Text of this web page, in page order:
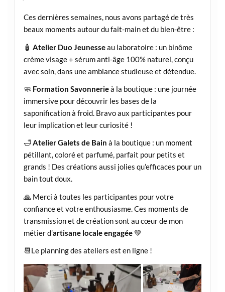
Ces dernières semaines, nous avons partagé de très
beaux moments autour du fait-main et du bien-être :
🧴 Atelier Duo Jeunesseau laboratoire : un binôme
crème visage + sérum anti-âge 100% naturel, conçu
avec soin, dans une ambiance studieuse et détendue.
🧼 Formation Savonnerieà la boutique : une journée
immersive pour découvrir les bases de la
saponification à froid. Bravo aux participantes pour
leur implication et leur curiosité !
🛁Atelier Galets de Bain à la boutique : un moment
pétillant, coloré et parfumé, parfait pour petits et
grands ! Des créations aussi jolies qu’efficaces pour un
bain tout doux.
🙏 Merci à toutes les participantes pour votre
confiance et votre enthousiasme. Ces moments de
transmission et de création sont au cœur de mon
métier d’artisane locale engagée💚
📆Le planning des ateliers est en ligne !